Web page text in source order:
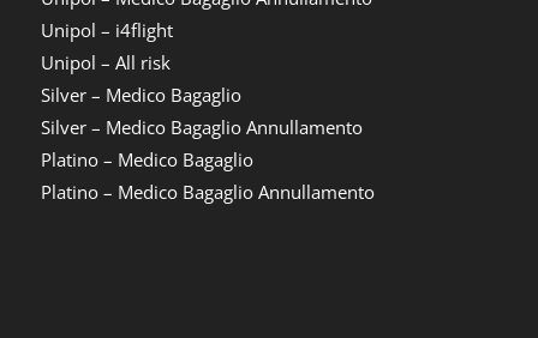
Unipol – i4flight
Unipol – All risk
Silver – Medico Bagaglio
Silver – Medico Bagaglio Annullamento
Platino – Medico Bagaglio
Platino – Medico Bagaglio Annullamento